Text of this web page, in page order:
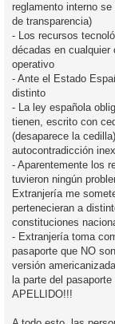
reglamento interno
de transparencia)
- Los recursos
décadas en cualquier
operativo
- Ante el Estado
distinto
- La ley española
tienen, escrito con
(desaparece la
autocontradicción
- Aparentemente los
tuvieron ningún
Extranjería me
pertenecieran a
constituciones
- Extranjería toma
pasaporte que NO
versión
la parte del
APELLIDO!!!